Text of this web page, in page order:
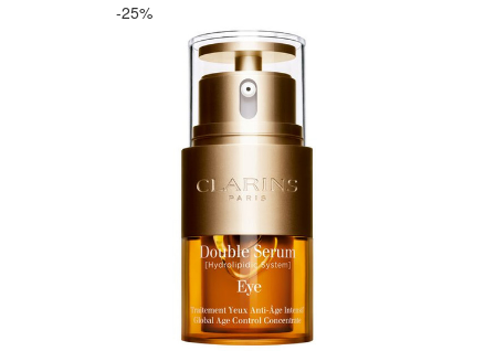
-25%